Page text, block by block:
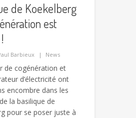
de Koekelberg
est
Barbieux News
de cogénération et
d’électricité ont
encombre dans les
la basilique de
pour se poser juste à